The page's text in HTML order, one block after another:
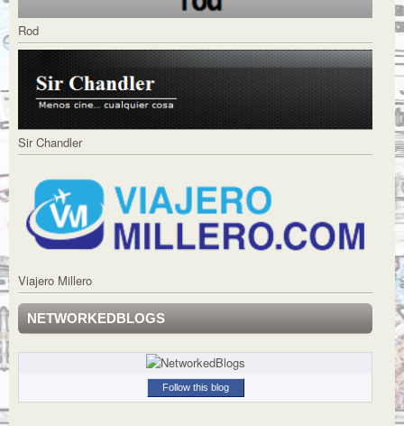
Rod
Sir Chandler
Viajero Millero
NETWORKEDBLOGS
Follow this blog